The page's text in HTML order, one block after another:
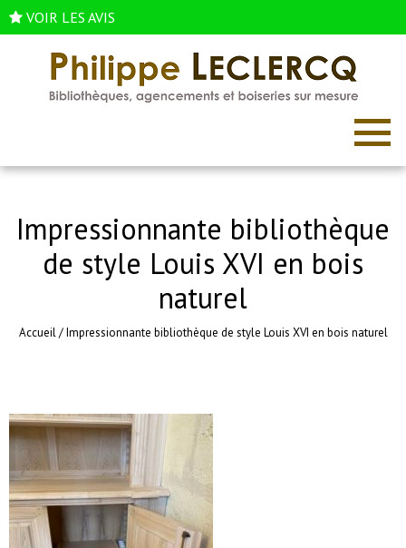
VOIR LES AVIS
Impressionnante bibliothèque
de style Louis XVI en bois
naturel
Accueil/Impressionnante bibliothèque de style Louis XVI en bois naturel